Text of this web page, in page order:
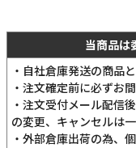
当商品は
・自社倉庫発送の商品
・注文確定前に必ずお
・注文受付メール配信
の変更、キャンセルは
・外部倉庫出荷の為、